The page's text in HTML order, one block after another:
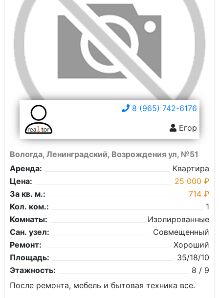
8 (965) 742-6176
Егор
Вологда, Ленинградский, Возрождения ул, №51
Аренда:
Квартира
Цена:
25 000 ₽
За кв. м.:
714 ₽
Кол. ком.:
1
Комнаты:
Изолированные
Сан. узел:
Совмещенный
Ремонт:
Хороший
Площадь:
35/18/10
Этажность:
8 / 9
После ремонта, мебель и бытовая техника все.